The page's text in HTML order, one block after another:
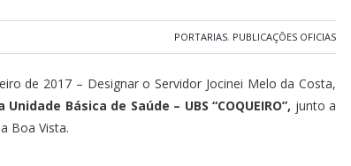
PORTARIAS, PUBLICAÇÕES OFICIAS
de 2017 – Designar o Servidor Jocinei Melo da Costa,
Básica de Saúde – UBS “COQUEIRO”, junto a
Boa Vista.